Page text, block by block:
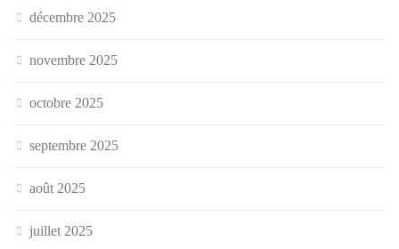
décembre 2025
novembre 2025
octobre 2025
septembre 2025
août 2025
juillet 2025